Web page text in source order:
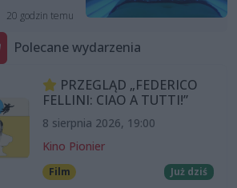
20 godzin temu
Polecane wydarzenia
PRZEGLĄD „FEDERICO
FELLINI: CIAO A TUTTI!”
8 sierpnia 2026, 19:00
Kino Pionier
Film Już dziś